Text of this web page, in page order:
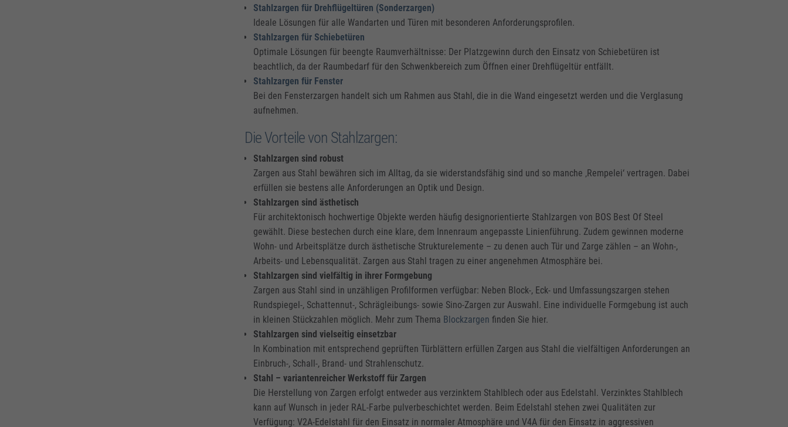
Stahlzargen für Drehflügeltüren (Sonderzargen)
Ideale Lösungen für alle Wandarten und Türen mit besonderen Anforderungsprofilen.
Stahlzargen für Schiebetüren
Optimale Lösungen für beengte Raumverhältnisse: Der Platzgewinn durch den Einsatz von Schiebetüren ist
beachtlich, da der Raumbedarf für den Schwenkbereich zum Öffnen einer Drehflügeltür entfällt.
Stahlzargen für Fenster
Bei den Fensterzargen handelt sich um Rahmen aus Stahl, die in die Wand eingesetzt werden und die Verglasung
aufnehmen.
Die Vorteile von Stahlzargen:
Stahlzargen sind robust
Zargen aus Stahl bewähren sich im Alltag, da sie widerstandsfähig sind und so manche ‚Rempelei‘ vertragen. Dabei
erfüllen sie bestens alle Anforderungen an Optik und Design.
Stahlzargen sind ästhetisch
Für architektonisch hochwertige Objekte werden häufig designorientierte Stahlzargen von BOS Best Of Steel
gewählt. Diese bestechen durch eine klare, dem Innenraum angepasste Linienführung. Zudem gewinnen moderne
Wohn- und Arbeitsplätze durch ästhetische Strukturelemente – zu denen auch Tür und Zarge zählen – an Wohn-,
Arbeits- und Lebensqualität. Zargen aus Stahl tragen zu einer angenehmen Atmosphäre bei.
Stahlzargen sind vielfältig in ihrer Formgebung
Zargen aus Stahl sind in unzähligen Profilformen verfügbar: Neben Block-, Eck- und Umfassungszargen stehen
Rundspiegel-, Schattennut-, Schrägleibungs- sowie Sino-Zargen zur Auswahl. Eine individuelle Formgebung ist auch
in kleinen Stückzahlen möglich. Mehr zum Thema Blockzargen finden Sie hier.
Stahlzargen sind vielseitig einsetzbar
In Kombination mit entsprechend geprüften Türblättern erfüllen Zargen aus Stahl die vielfältigen Anforderungen an
Einbruch-, Schall-, Brand- und Strahlenschutz.
Stahl – variantenreicher Werkstoff für Zargen
Die Herstellung von Zargen erfolgt entweder aus verzinktem Stahlblech oder aus Edelstahl. Verzinktes Stahlblech
kann auf Wunsch in jeder RAL-Farbe pulverbeschichtet werden. Beim Edelstahl stehen zwei Qualitäten zur
Verfügung: V2A-Edelstahl für den Einsatz in normaler Atmosphäre und V4A für den Einsatz in aggressiven